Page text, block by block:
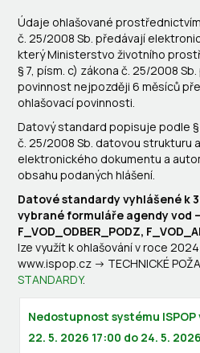
Údaje ohlašované prostřednictvím
č. 25/2008 Sb. předávají
který Ministerstvo životního
§ 7, písm. c) zákona č. 25/2008
povinnost nejpozději 6 měsíců
ohlašovací povinnosti.
Datový standard popisuje podle
č. 25/2008 Sb. datovou strukturu
elektronického dokumentu a
obsahu podaných hlášení.
Datové standardy vyhlášené k
vybrané formuláře agendy vod –
F_VOD_ODBER_PODZ,
lze využít k ohlašování v roce
www.ispop.cz -> TECHNICKÉ
STANDARDY.
Nedostupnost systému
22. 5. 2026 17:00 do 24. 5.